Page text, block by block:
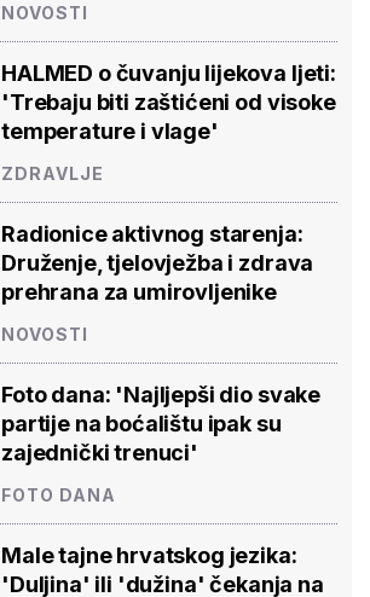
NOVOSTI
HALMED o čuvanju lijekova ljeti:
'Trebaju biti zaštićeni od visoke
temperature i vlage'
ZDRAVLJE
Radionice aktivnog starenja:
Druženje, tjelovježba i zdrava
prehrana za umirovljenike
NOVOSTI
Foto dana: 'Najljepši dio svake
partije na boćalištu ipak su
zajednički trenuci'
FOTO DANA
Male tajne hrvatskog jezika:
'Duljina' ili 'dužina' čekanja na